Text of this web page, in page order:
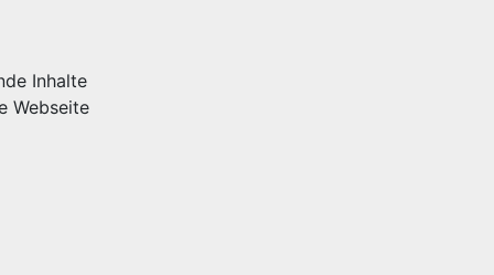
Inhalte
Webseite